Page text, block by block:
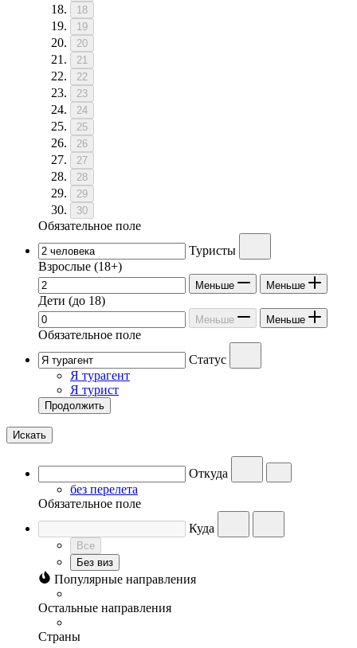
18
19
20
21
22
23
24
25
26
27
28
29
30
Обязательное поле
Туристы
Взрослые (18+)
Меньше Меньше
Дети (до 18)
Меньше Меньше
Обязательное поле
Статус
Я турагент
Я турист
Продолжить
Искать
Откуда
без перелета
Обязательное поле
Куда
Все
Без виз
Популярные направления
Остальные направления
Страны